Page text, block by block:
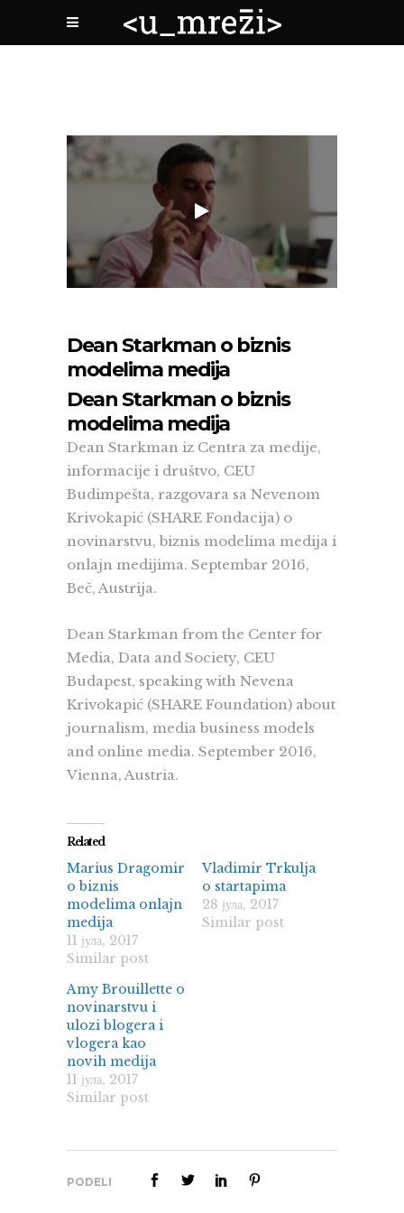
Dean Starkman o biznis
modelima medija
Dean Starkman o biznis
modelima medija
Dean Starkman iz Centra za medije,
informacije i društvo, CEU
Budimpešta, razgovara sa Nevenom
Krivokapić (SHARE Fondacija) o
novinarstvu, biznis modelima medija i
onlajn medijima. Septembar 2016,
Beč, Austrija.
Dean Starkman from the Center for
Media, Data and Society, CEU
Budapest, speaking with Nevena
Krivokapić (SHARE Foundation) about
journalism, media business models
and online media. September 2016,
Vienna, Austria.
Related
Marius Dragomir
o biznis
modelima onlajn
medija
11 јула, 2017
Similar post
Vladimir Trkulja
o startapima
28 јула, 2017
Similar post
Amy Brouillette o
novinarstvu i
ulozi blogera i
vlogera kao
novih medija
11 јула, 2017
Similar post
PODELI